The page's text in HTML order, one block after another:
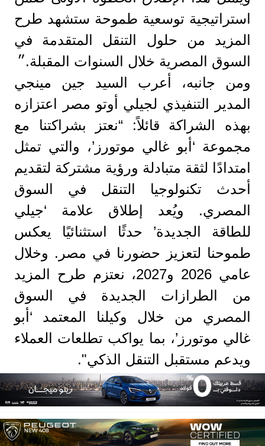
استراتيجية توسعية طموحة ستشهد طرح
المزيد من حلول التنقل المتقدمة في
السوق المصرية خلال السنوات المقبلة.״
ومن جانبه، أعرب السيد جين مينجي
المدير التنفيذي لجيلي أوتو مصر اعتزازه
بهذه الشراكة قائلاً: “نعتز بشراكتنا مع
مجموعة ‘أبو غالي موتورز’، والتي تمثل
امتدادًا لثقة متبادلة ورؤية مشتركة لتقديم
أحدث تكنولوجيا التنقل في السوق
المصري. ويُعد إطلاق علامة ‘جيلي
للطاقة الجديدة’ حدثًا استثنائيًا يعكس
طموحنا لتعزيز حضورنا في مصر. وخلال
عامي 2026 و2027، نعتزم طرح المزيد
من الطرازات الجديدة في السوق
المصري من خلال وكيلنا المعتمد ‘أبو
غالي موتورز’، بما يواكب تطلعات العملاء
ويدعم مستقبل التنقل الذكي".